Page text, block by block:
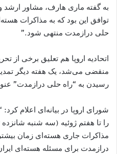
به گفته ماری هارف، مشاور ارشد
توافق این بود که به مذاکرات
حلی درازمدت منتهی شود.”
اتحادیه اروپا هم تعلیق برخی از
منقضی می‌شد، یک هفته دیگر
رسیدن به “راه حلی درازمدت”
شورای اروپا در بیانه‌ای اعلام
را تا هفتم ژوئیه (سه شنبه شانزده
مذاکرات جاری هسته‌ای زمان
درازمدت برای مسئله هسته‌ای